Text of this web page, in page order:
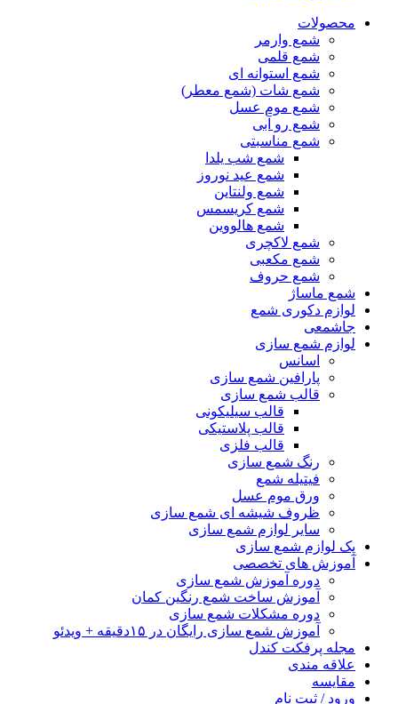
محصولات
شمع وارمر
شمع قلمی
شمع استوانه ای
شمع شات (شمع معطر)
شمع موم عسل
شمع رو آبی
شمع مناسبتی
شمع شب یلدا
شمع عید نوروز
شمع ولنتاین
شمع کریسمس
شمع هالووین
شمع لاکچری
شمع مکعبی
شمع حروف
شمع ماساژ
لوازم دکوری شمع
جاشمعی
لوازم شمع سازی
اسانس
پارافین شمع سازی
قالب شمع سازی
قالب سیلیکونی
قالب پلاستیکی
قالب فلزی
رنگ شمع سازی
فیتیله شمع
ورق موم عسل
ظروف شیشه ای شمع سازی
سایر لوازم شمع سازی
پک لوازم شمع سازی
آموزش های تخصصی
دوره آموزش شمع سازی
آموزش ساخت شمع رنگین کمان
دوره مشکلات شمع سازی
آموزش شمع سازی رایگان در ۱۵دقیقه + ویدئو
مجله پرفکت کندل
علاقه مندی
مقايسه
ورود / ثبت نام